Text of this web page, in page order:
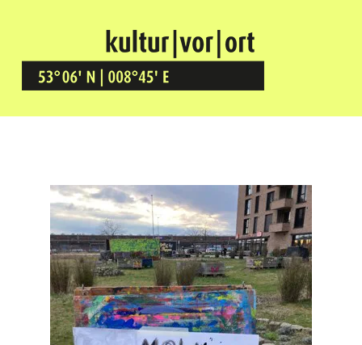
Kultur Vor Ort
BREMEN GRÖPELINGEN